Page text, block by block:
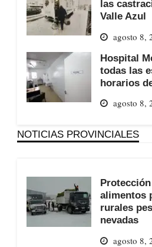
las
Valle Azul
agosto 8,
Hospital
todas las
horarios
agosto 8,
NOTICIAS PROVINCIALES
alimentos
rurales
nevadas
agosto 8,